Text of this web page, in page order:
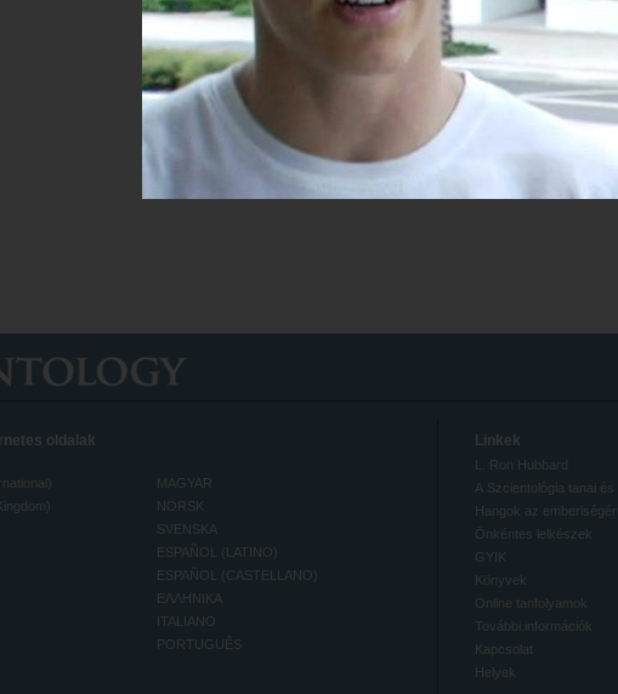
oldalak
MAGYAR
NORSK
SVENSKA
ESPAÑOL (LATINO)
ESPAÑOL (CASTELLANO)
ΕΛΛΗΝΙΚA
ITALIANO
PORTUGUÊS
Linkek
L. Ron Hubbard
A Szcientológia tanai és
Hangok az emberiségért
Önkéntes lelkészek
GYIK
Könyvek
Online tanfolyamok
További információk
Kapcsolat
Helyek